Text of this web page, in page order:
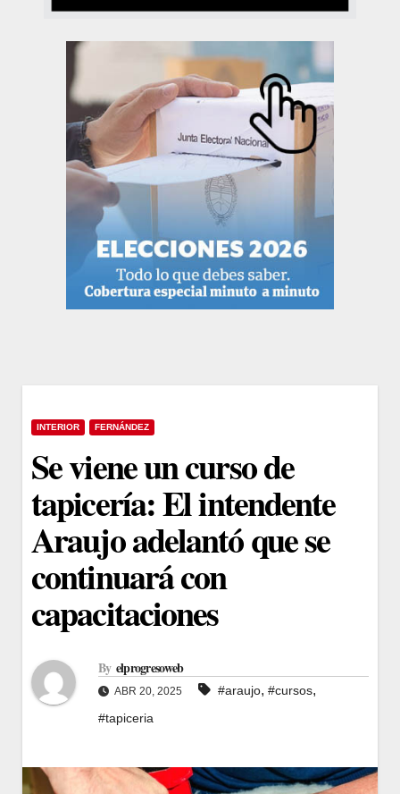
INTERIOR FERNÁNDEZ
Se viene un curso de
tapicería: El intendente
Araujo adelantó que se
continuará con
capacitaciones
By elprogresoweb
ABR 20, 2025 #araujo, #cursos,
#tapiceria